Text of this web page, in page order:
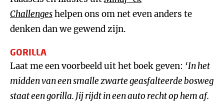
Challengeshelpen ons om net even anders te
denken dan we gewend zijn.
GORILLA
Laat me een voorbeeld uit het boek geven: ‘In het
midden van een smalle zwarte geasfalteerde bosweg
staat een gorilla. Jij rijdt in een auto recht op hem af.